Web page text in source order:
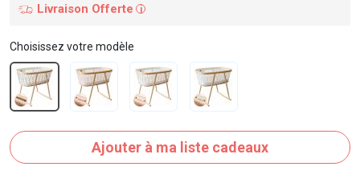
Livraison Offerte
i
Choisissez votre modèle
Ajouter à ma liste cadeaux